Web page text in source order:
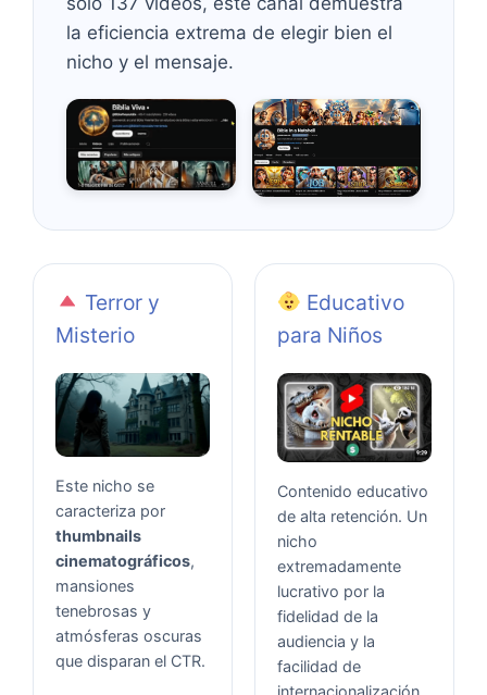
la eficiencia extrema de elegir bien el
nicho y el mensaje.
Terror y
Misterio
Este nicho se
caracteriza por
thumbnails
cinematográficos,
mansiones
tenebrosas y
atmósferas oscuras
que disparan el CTR.
Educativo
para Niños
Contenido educativo
de alta retención. Un
nicho
extremadamente
lucrativo por la
fidelidad de la
audiencia y la
facilidad de
internacionalización.